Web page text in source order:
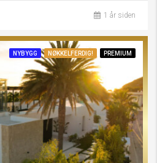
1 år siden
NYBYGG NØKKELFERDIG! PREMIUM